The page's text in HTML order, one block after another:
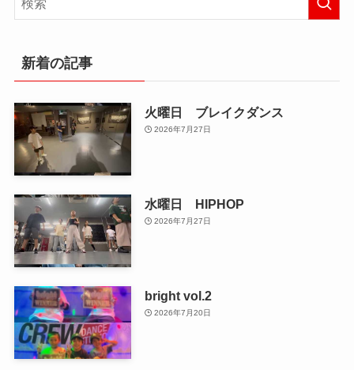
新着の記事
火曜日 ブレイクダンス
2026年7月27日
水曜日 HIPHOP
2026年7月27日
bright vol.2
2026年7月20日